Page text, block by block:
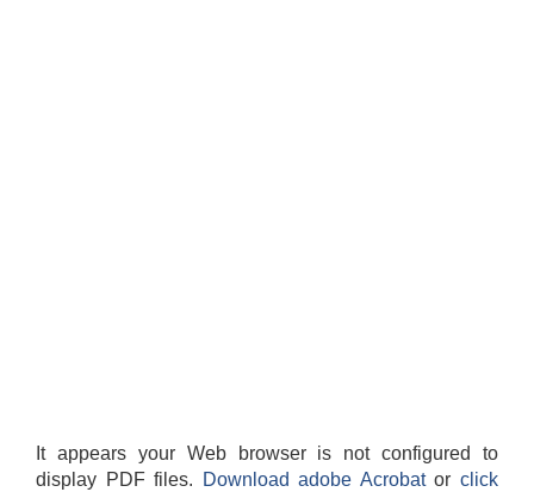
It appears your Web browser is not configured to
display PDF files.
Download adobe Acrobatorclick